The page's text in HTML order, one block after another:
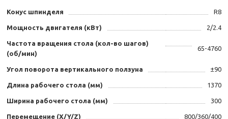
Конус шпинделя R8
Мощность двигателя (кВт) 2/2.4
Частота вращения стола (кол-во шагов)
(об/мин)
65-4760
Угол поворота вертикального ползуна ±90
Длина рабочего стола (мм) 1370
Ширина рабочего стола (мм) 300
Перемещение (X/Y/Z) 800/360/400